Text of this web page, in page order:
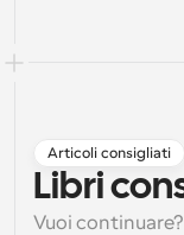
Articoli consigliati
Libri
Vuoi